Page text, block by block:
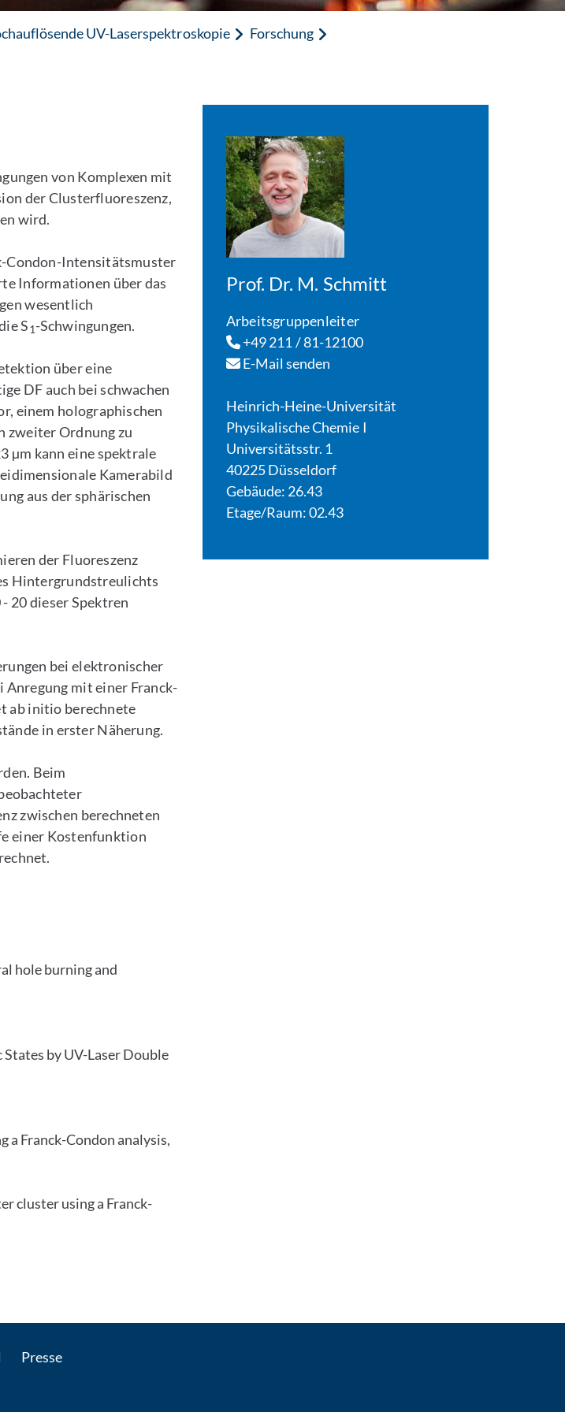
UV-Laserspektroskopie
Forschung
von Komplexen mit
der Clusterfluoreszenz,
wird.
Condon-Intensitätsmuster
Informationen über das
wesentlich
S1-Schwingungen.
über eine
DF auch bei schwachen
einem holographischen
zweiter Ordnung zu
µm kann eine spektrale
Kamerabild
aus der sphärischen
der Fluoreszenz
Hintergrundstreulichts
20 dieser Spektren
bei elektronischer
mit einer Franck-
ab initio berechnete
in erster Näherung.
Beim
zwischen berechneten
einer Kostenfunktion
hole burning and
by UV-Laser Double
Franck-Condon analysis,
cluster using a Franck-
Prof. Dr. M. Schmitt
Arbeitsgruppenleiter
+49 211 / 81-12100
E-Mail senden
Heinrich-Heine-Universität
Physikalische Chemie I
Universitätsstr. 1
40225 Düsseldorf
Gebäude: 26.43
Etage/Raum: 02.43
Presse